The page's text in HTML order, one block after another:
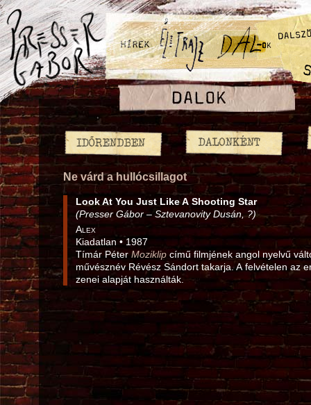
Ne várd a hullócsillagot
Look At You Just Like A Shooting Star
(Presser Gábor – Sztevanovity Dusán, ?)
Alex
Kiadatlan • 1987
Tímár PéterMoziklip című filmjének angol nyelvű
művésznév Révész Sándort takarja. A felvételen az
zenei alapját használták.